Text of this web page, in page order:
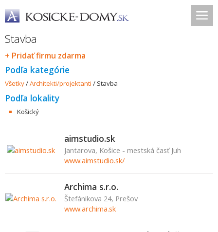
Stavba
+ Pridať firmu zdarma
Podľa kategórie
Všetky/Architekti/projektanti / Stavba
Podľa lokality
Košický
aimstudio.sk
Jantarova, Košice - mestská časť Juh
www.aimstudio.sk/
Archima s.r.o.
Štefánikova 24, Prešov
www.archima.sk